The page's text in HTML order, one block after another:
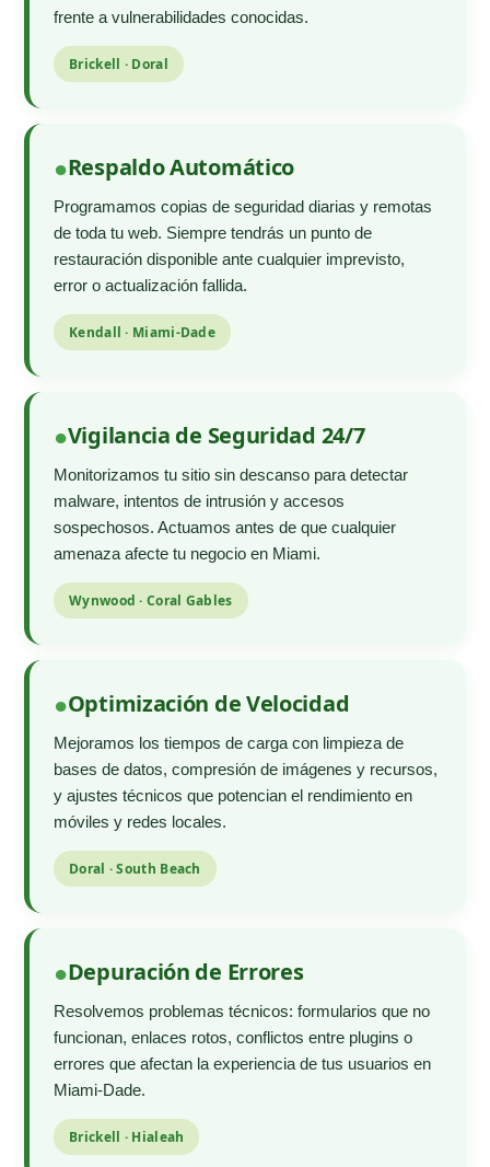
frente a vulnerabilidades conocidas.
Brickell · Doral
Respaldo Automático
Programamos copias de seguridad diarias y remotas
de toda tu web. Siempre tendrás un punto de
restauración disponible ante cualquier imprevisto,
error o actualización fallida.
Kendall · Miami-Dade
Vigilancia de Seguridad 24/7
Monitorizamos tu sitio sin descanso para detectar
malware, intentos de intrusión y accesos
sospechosos. Actuamos antes de que cualquier
amenaza afecte tu negocio en Miami.
Wynwood · Coral Gables
Optimización de Velocidad
Mejoramos los tiempos de carga con limpieza de
bases de datos, compresión de imágenes y recursos,
y ajustes técnicos que potencian el rendimiento en
móviles y redes locales.
Doral · South Beach
Depuración de Errores
Resolvemos problemas técnicos: formularios que no
funcionan, enlaces rotos, conflictos entre plugins o
errores que afectan la experiencia de tus usuarios en
Miami-Dade.
Brickell · Hialeah